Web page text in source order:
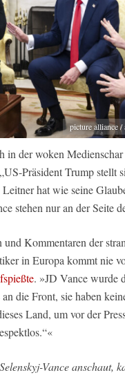
picture alliance
in der woken
Präsident Trump stellt
hat wie seine
stehen nur an der Seite
Kommentaren der
in Europa kommt nie
. »JD Vance wurde
die Front, sie haben
Land, um vor der
Vance anschaut,